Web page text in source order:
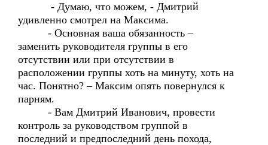
- Думаю, что можем, - Дмитрий
удивленно смотрел на Максима.
- Основная ваша обязанность –
заменить руководителя группы в его
отсутствии или при отсутствии в
расположении группы хоть на минуту, хоть на
час. Понятно? – Максим опять повернулся к
парням.
- Вам Дмитрий Иванович, провести
контроль за руководством группой в
последний и предпоследний день похода,